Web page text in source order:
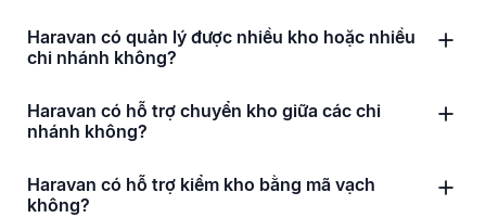
Haravan có quản lý được nhiều kho hoặc nhiều
chi nhánh không?
Haravan có hỗ trợ chuyển kho giữa các chi
nhánh không?
Haravan có hỗ trợ kiểm kho bằng mã vạch
không?